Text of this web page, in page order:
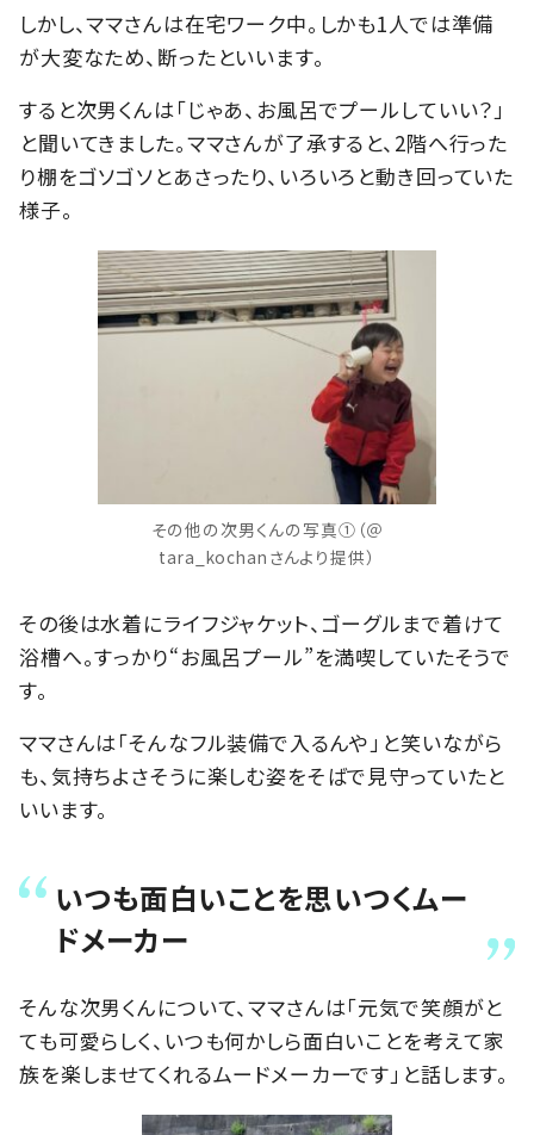
しかし、ママさんは在宅ワーク中。しかも1人では準備
が大変なため、断ったといいます。
すると次男くんは「じゃあ、お風呂でプールしていい？」
と聞いてきました。ママさんが了承すると、2階へ行った
り棚をゴソゴソとあさったり、いろいろと動き回っていた
様子。
その他の次男くんの写真①（＠
tara_kochanさんより提供）
その後は水着にライフジャケット、ゴーグルまで着けて
浴槽へ。すっかり“お風呂プール”を満喫していたそうで
す。
ママさんは「そんなフル装備で入るんや」と笑いながら
も、気持ちよさそうに楽しむ姿をそばで見守っていたと
いいます。
いつも面白いことを思いつくムー
ドメーカー
そんな次男くんについて、ママさんは「元気で笑顔がと
ても可愛らしく、いつも何かしら面白いことを考えて家
族を楽しませてくれるムードメーカーです」と話します。